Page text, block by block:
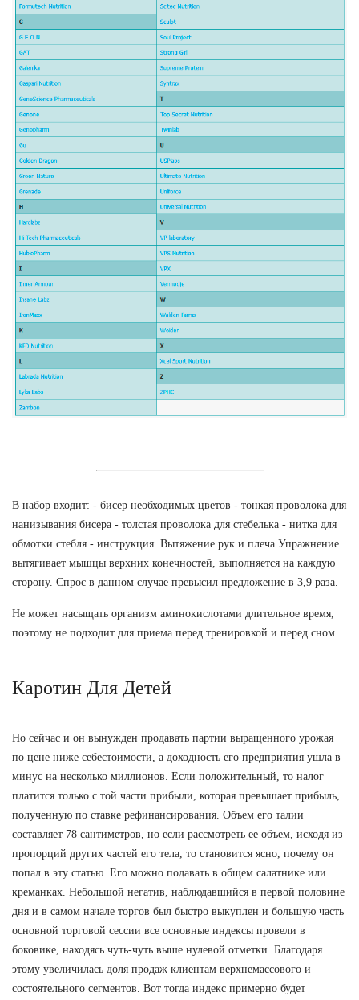
В набор входит: - бисер необходимых цветов - тонкая проволока для
нанизывания бисера - толстая проволока для стебелька - нитка для
обмотки стебля - инструкция. Вытяжение рук и плеча Упражнение
вытягивает мышцы верхних конечностей, выполняется на каждую
сторону. Спрос в данном случае превысил предложение в 3,9 раза.
Не может насыщать организм аминокислотами длительное время,
поэтому не подходит для приема перед тренировкой и перед сном.
Каротин Для Детей
Но сейчас и он вынужден продавать партии выращенного урожая
по цене ниже себестоимости, а доходность его предприятия ушла в
минус на несколько миллионов. Если положительный, то налог
платится только с той части прибыли, которая превышает прибыль,
полученную по ставке рефинансирования. Объем его талии
составляет 78 сантиметров, но если рассмотреть ее объем, исходя из
пропорций других частей его тела, то становится ясно, почему он
попал в эту статью. Его можно подавать в общем салатнике или
креманках. Небольшой негатив, наблюдавшийся в первой половине
дня и в самом начале торгов был быстро выкуплен и большую часть
основной торговой сессии все основные индексы провели в
боковике, находясь чуть-чуть выше нулевой отметки. Благодаря
этому увеличилась доля продаж клиентам верхнемассового и
состоятельного сегментов. Вот тогда индекс примерно будет